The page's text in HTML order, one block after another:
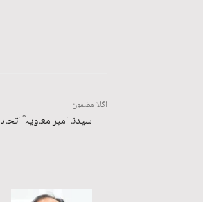
اگلا مضمون
سیدنا امیر معاویہ